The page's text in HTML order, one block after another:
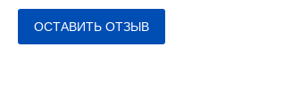
ОСТАВИТЬ ОТЗЫВ